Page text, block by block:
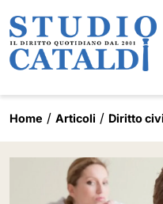
Home Articoli Diritto